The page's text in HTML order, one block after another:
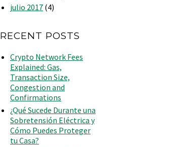
julio 2017 (4)
RECENT POSTS
Crypto Network Fees
Explained: Gas,
Transaction Size,
Congestion and
Confirmations
¿Qué Sucede Durante una
Sobretensión Eléctrica y
Cómo Puedes Proteger
tu Casa?